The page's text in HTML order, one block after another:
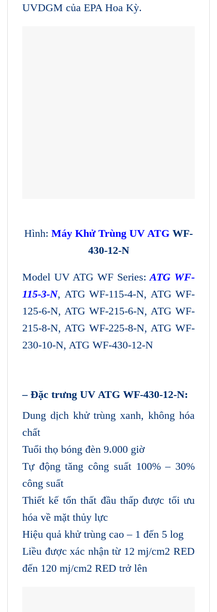
UVDGM của EPA Hoa Kỳ.
Hình: Máy Khử Trùng UV ATG WF-
430-12-N
Model UV ATG WF Series:ATG WF-
115-3-N, ATG WF-115-4-N, ATG WF-
125-6-N, ATG WF-215-6-N, ATG WF-
215-8-N, ATG WF-225-8-N, ATG WF-
230-10-N, ATG WF-430-12-N
– Đặc trưng UV ATG WF-430-12-N:
Dung dịch khử trùng xanh, không hóa
chất
Tuổi thọ bóng đèn 9.000 giờ
Tự động tăng công suất 100% – 30%
công suất
Thiết kế tổn thất đầu thấp được tối ưu
hóa về mặt thủy lực
Hiệu quả khử trùng cao – 1 đến 5 log
Liều được xác nhận từ 12 mj/cm2 RED
đến 120 mj/cm2 RED trở lên